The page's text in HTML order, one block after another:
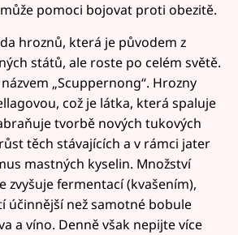
pomoci bojovat proti obezitě.
hroznů, která je původem z
států, ale roste po celém světě.
„Scuppernong“. Hrozny
což je látka, která spaluje
tvorbě nových tukových
těch stávajících a v rámci jater
mastných kyselin. Množství
zvyšuje fermentací (kvašením),
účinnější než samotné bobule
a víno. Denně však nepijte více